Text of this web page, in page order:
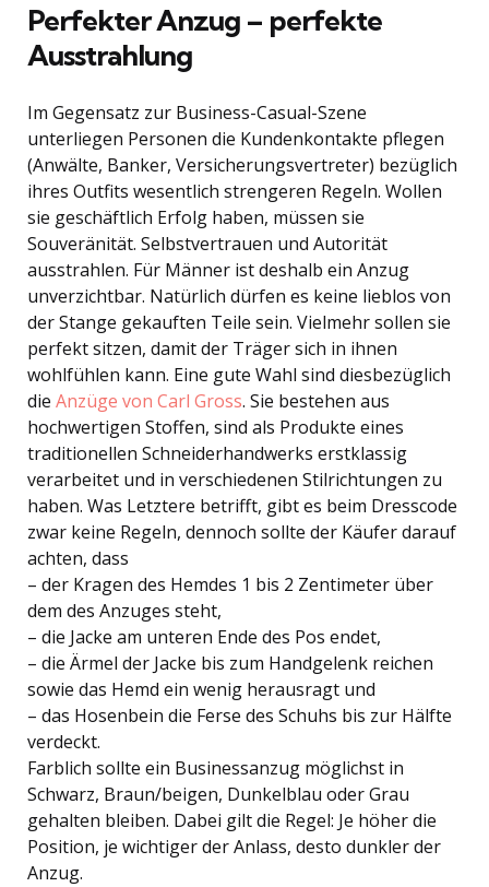
Perfekter Anzug – perfekte
Ausstrahlung
Im Gegensatz zur Business-Casual-Szene
unterliegen Personen die Kundenkontakte pflegen
(Anwälte, Banker, Versicherungsvertreter) bezüglich
ihres Outfits wesentlich strengeren Regeln. Wollen
sie geschäftlich Erfolg haben, müssen sie
Souveränität. Selbstvertrauen und Autorität
ausstrahlen. Für Männer ist deshalb ein Anzug
unverzichtbar. Natürlich dürfen es keine lieblos von
der Stange gekauften Teile sein. Vielmehr sollen sie
perfekt sitzen, damit der Träger sich in ihnen
wohlfühlen kann. Eine gute Wahl sind diesbezüglich
die Anzüge von Carl Gross. Sie bestehen aus
hochwertigen Stoffen, sind als Produkte eines
traditionellen Schneiderhandwerks erstklassig
verarbeitet und in verschiedenen Stilrichtungen zu
haben. Was Letztere betrifft, gibt es beim Dresscode
zwar keine Regeln, dennoch sollte der Käufer darauf
achten, dass
– der Kragen des Hemdes 1 bis 2 Zentimeter über
dem des Anzuges steht,
– die Jacke am unteren Ende des Pos endet,
– die Ärmel der Jacke bis zum Handgelenk reichen
sowie das Hemd ein wenig herausragt und
– das Hosenbein die Ferse des Schuhs bis zur Hälfte
verdeckt.
Farblich sollte ein Businessanzug möglichst in
Schwarz, Braun/beigen, Dunkelblau oder Grau
gehalten bleiben. Dabei gilt die Regel: Je höher die
Position, je wichtiger der Anlass, desto dunkler der
Anzug.